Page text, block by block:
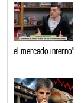
el mercado interno"